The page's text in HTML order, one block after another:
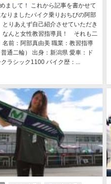
まして！ これから記事を書かせて
りましたバイク乗りおちびの阿部
とりあえず自己紹介させていただき
なんと女性教習指導員！ それも二
名前：阿部真由美 職業：教習指導
通二輪） 出身：新潟県 愛車：ド
ラシック1100 バイク歴：...